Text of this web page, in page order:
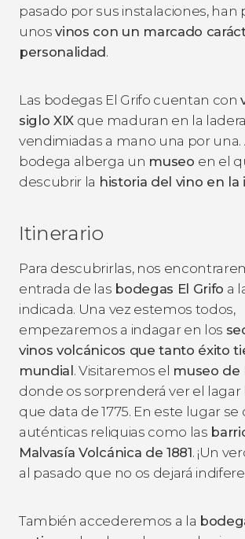
pasado por sus instalaciones, han
unosvinos con un marcado
personalidad .
Las bodegas El Grifo cuentan con
siglo XIX que maduran en la
vendimiadas a mano una por una.
bodega alberga un museo en el
descubrir la historia del vino en la
Itinerario
Para descubrirlas, nos
entrada de las bodegas El Grifo a
indicada. Una vez estemos todos,
empezaremos a indagar en los
vinos volcánicos que tanto éxito
mundial . Visitaremos el museo de
donde os sorprenderá ver el lagar
que data de 1775. En este lugar se
auténticas reliquias como las
Malvasía Volcánica de 1881. ¡Un
al pasado que no os dejará
También accederemos a la